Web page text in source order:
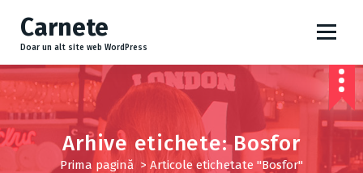
i
l
a
c
o
n
Carnete
Doar un alt site web WordPress
Arhive etichete: Bosfor
Prima pagină > Articole etichetate "Bosfor"